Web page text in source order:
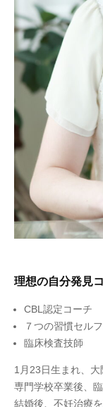
理想の自分発見
CBL認定コーチ
７つの習慣セル
臨床検査技師
1月23日生まれ、大
専門学校卒業後、
結婚後、不妊治療